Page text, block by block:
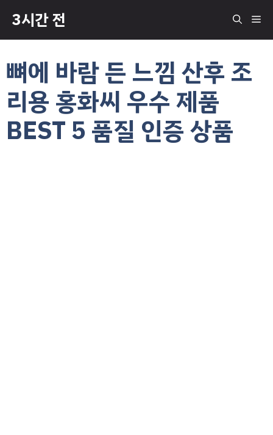
츠
건
너
뛰
3시간 전 메
뼈에 바람 든 느낌 산후 조
리용 홍화씨 우수 제품
BEST 5 품질 인증 상품